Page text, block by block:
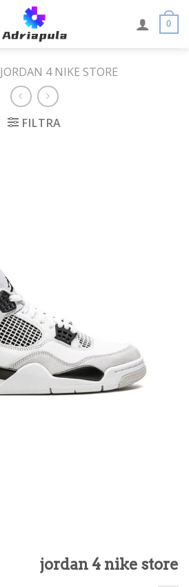
0
JORDAN 4 NIKE STORE
FILTRA
jordan 4 nike store